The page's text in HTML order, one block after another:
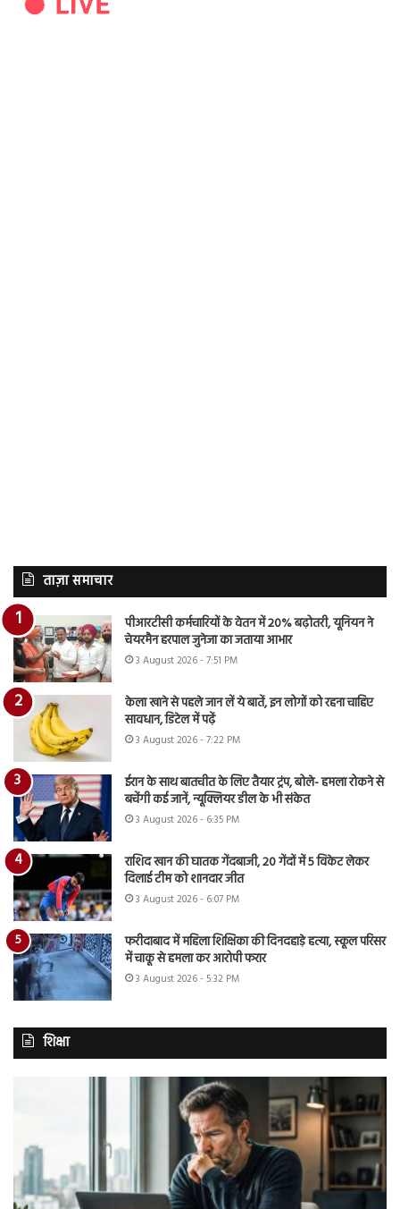
ताज़ा समाचार
पीआरटीसी कर्मचारियों के वेतन में 20% बढ़ोतरी, यूनियन ने
चेयरमैन हरपाल जुनेजा का जताया आभार
3 August 2026 - 7:51 PM
केला खाने से पहले जान लें ये बातें, इन लोगों को रहना चाहिए
सावधान, डिटेल में पढ़ें
3 August 2026 - 7:22 PM
ईरान के साथ बातचीत के लिए तैयार ट्रंप, बोले- हमला रोकने से
बचेंगी कई जानें, न्यूक्लियर डील के भी संकेत
3 August 2026 - 6:35 PM
राशिद खान की घातक गेंदबाजी, 20 गेंदों में 5 विकेट लेकर
दिलाई टीम को शानदार जीत
3 August 2026 - 6:07 PM
फरीदाबाद में महिला शिक्षिका की दिनदहाड़े हत्या, स्कूल परिसर
में चाकू से हमला कर आरोपी फरार
3 August 2026 - 5:32 PM
शिक्षा